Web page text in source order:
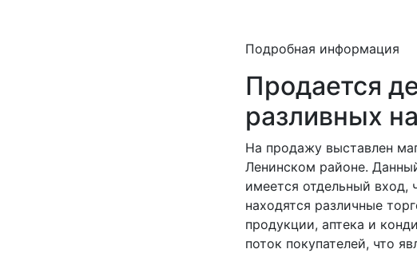
Подробная информация
Продается
разливных
На продажу выставлен
Ленинском районе.
имеется отдельный вход,
находятся различные
продукции, аптека и
поток покупателей, что